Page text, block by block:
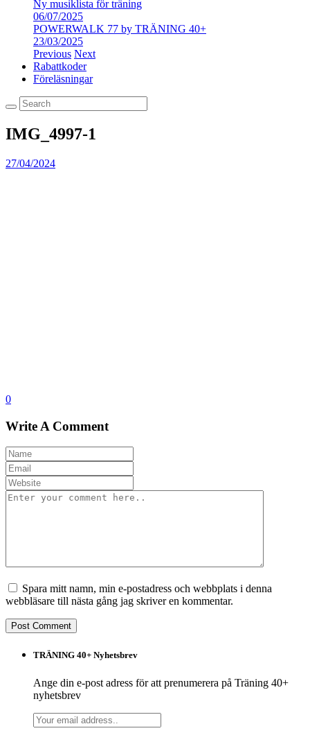
Ny musiklista för träning
06/07/2025
POWERWALK 77 by TRÄNING 40+
23/03/2025
Previous Next
Rabattkoder
Föreläsningar
IMG_4997-1
27/04/2024
0
Write A Comment
Spara mitt namn, min e-postadress och webbplats i denna
webbläsare till nästa gång jag skriver en kommentar.
TRÄNING 40+ Nyhetsbrev
Ange din e-post adress för att prenumerera på Träning 40+
nyhetsbrev